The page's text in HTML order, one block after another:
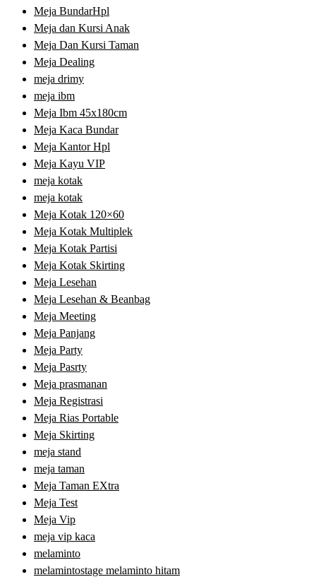
Meja BundarHpl
Meja dan Kursi Anak
Meja Dan Kursi Taman
Meja Dealing
meja drimy
meja ibm
Meja Ibm 45x180cm
Meja Kaca Bundar
Meja Kantor Hpl
Meja Kayu VIP
meja kotak
meja kotak
Meja Kotak 120×60
Meja Kotak Multiplek
Meja Kotak Partisi
Meja Kotak Skirting
Meja Lesehan
Meja Lesehan & Beanbag
Meja Meeting
Meja Panjang
Meja Party
Meja Pasrty
Meja prasmanan
Meja Registrasi
Meja Rias Portable
Meja Skirting
meja stand
meja taman
Meja Taman EXtra
Meja Test
Meja Vip
meja vip kaca
melaminto
melamintostage melaminto hitam